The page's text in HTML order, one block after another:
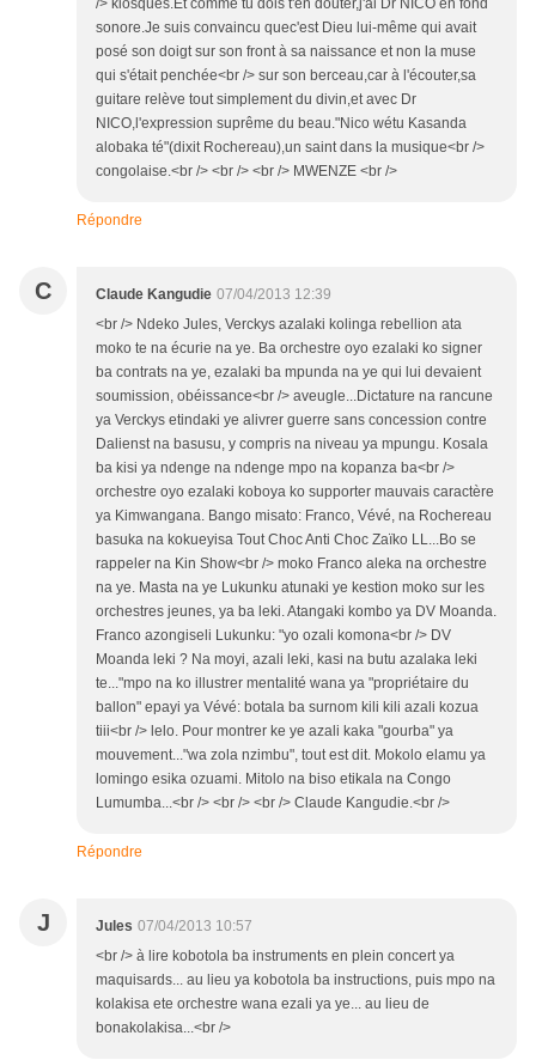
sonore.Je suis convaincu quec'est Dieu lui-même qui avait
posé son doigt sur son front à sa naissance et non la muse
qui s'était penchée<br /> sur son berceau,car à l'écouter,sa
guitare relève tout simplement du divin,et avec Dr
NICO,l'expression suprême du beau."Nico wétu Kasanda
alobaka té"(dixit Rochereau),un saint dans la musique<br />
congolaise.<br /> <br /> <br /> MWENZE <br />
Répondre
C Claude Kangudie 07/04/2013 12:39
<br /> Ndeko Jules, Verckys azalaki kolinga rebellion ata
moko te na écurie na ye. Ba orchestre oyo ezalaki ko signer
ba contrats na ye, ezalaki ba mpunda na ye qui lui devaient
soumission, obéissance<br /> aveugle...Dictature na rancune
ya Verckys etindaki ye alivrer guerre sans concession contre
Dalienst na basusu, y compris na niveau ya mpungu. Kosala
ba kisi ya ndenge na ndenge mpo na kopanza ba<br />
orchestre oyo ezalaki koboya ko supporter mauvais caractère
ya Kimwangana. Bango misato: Franco, Vévé, na Rochereau
basuka na kokueyisa Tout Choc Anti Choc Zaïko LL...Bo se
rappeler na Kin Show<br /> moko Franco aleka na orchestre
na ye. Masta na ye Lukunku atunaki ye kestion moko sur les
orchestres jeunes, ya ba leki. Atangaki kombo ya DV Moanda.
Franco azongiseli Lukunku: "yo ozali komona<br /> DV
Moanda leki ? Na moyi, azali leki, kasi na butu azalaka leki
te..."mpo na ko illustrer mentalité wana ya "propriétaire du
ballon" epayi ya Vévé: botala ba surnom kili kili azali kozua
tiii<br /> lelo. Pour montrer ke ye azali kaka "gourba" ya
mouvement..."wa zola nzimbu", tout est dit. Mokolo elamu ya
lomingo esika ozuami. Mitolo na biso etikala na Congo
Lumumba...<br /> <br /> <br /> Claude Kangudie.<br />
Répondre
J Jules 07/04/2013 10:57
<br /> à lire kobotola ba instruments en plein concert ya
maquisards... au lieu ya kobotola ba instructions, puis mpo na
kolakisa ete orchestre wana ezali ya ye... au lieu de
bonakolakisa...<br />